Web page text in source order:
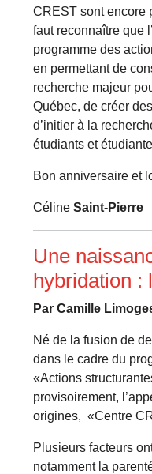
CREST sont encore
faut reconnaître que
programme des
en permettant de
recherche majeur
Québec, de créer
d’initier à la
étudiants et
Bon anniversaire et
CélineSaint-Pierre
Une
hybridation :
Par Camille
Né de la fusion de
dans le cadre du
«Actions
provisoirement,
origines, «Centre
Plusieurs facteurs
notamment la